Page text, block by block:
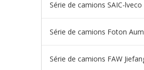
Série de camions Foton
Série de camions FAW